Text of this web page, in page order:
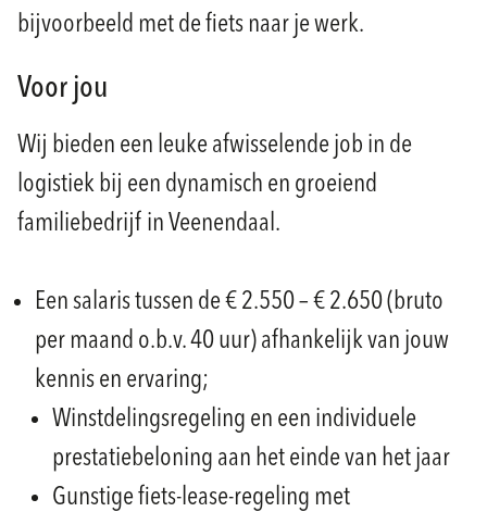
bijvoorbeeld met de fiets naar je werk.
Voor jou
Wij bieden een leuke afwisselende job in de
logistiek bij een dynamisch en groeiend
familiebedrijf in Veenendaal.
Een salaris tussen de € 2.550 – € 2.650 (bruto
per maand o.b.v. 40 uur) afhankelijk van jouw
kennis en ervaring;
Winstdelingsregeling en een individuele
prestatiebeloning aan het einde van het jaar
Gunstige fiets-lease-regeling met